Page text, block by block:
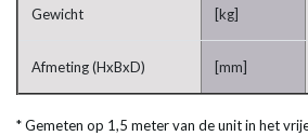
Gewicht [kg]
Afmeting (HxBxD) [mm]
* Gemeten op 1,5 meter van de unit in het